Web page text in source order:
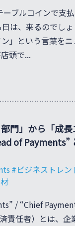
ーブルコインで支
は、来るのでしょ
ン」という言葉を
頭で...
門」から「成
of Payments”
ビジネストレン
/ “Chief
責任者）とは、企